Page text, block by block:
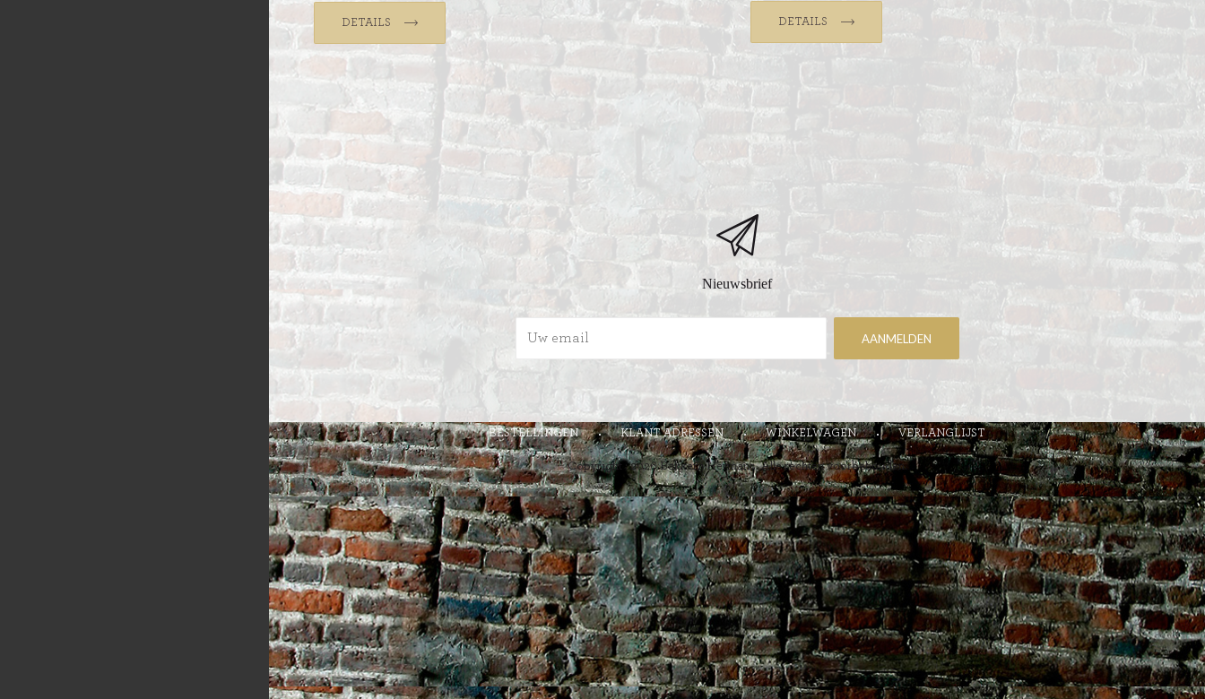
VLOERBROOD
ZUURDESEM BROOD
BUSBRODEN
GEVULD BROOD
CROISSANTS
STOKBROOD
VLAAI TRADITIONEEL
HERMANS
KRUIMELVLAAI
VLAAI RASTER
OPEN VLAAI
LUXE VLAAI
SEIZOEN VLAAI
GEBAKJES
GÂTEAUX
MOKKA TAARTEN
ROYAL TAARTEN
BAVAROISE TAARTEN
DETAILS DETAILS
Nieuwsbrief
BESTELLINGEN KLANT ADRESSEN WINKELWAGEN VERLANGLIJST
Copyright ; 2026 Bakkerij Hermans. Alle rechten voorbehouden.